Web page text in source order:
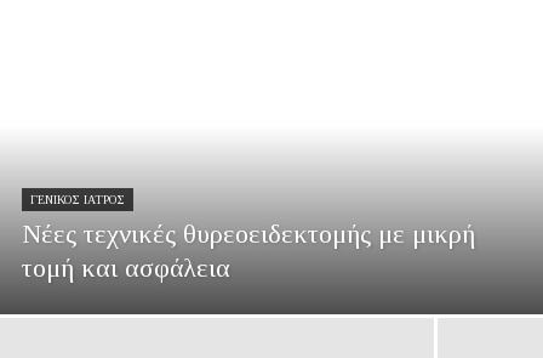
ΓΕΝΙΚΌΣ ΙΑΤΡΌΣ
Νέες τεχνικές θυρεοειδεκτομής με μικρή
τομή και ασφάλεια